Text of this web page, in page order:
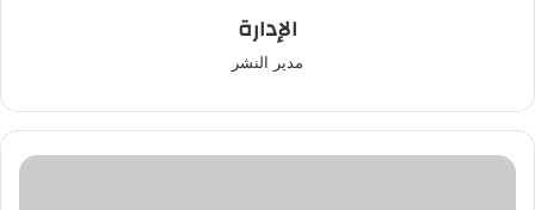
الإدارة
مدير النشر
نقابة